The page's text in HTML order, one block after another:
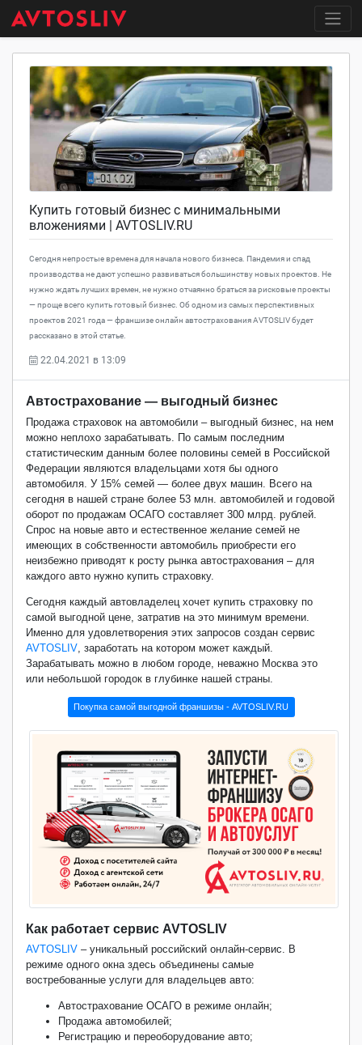
Купить готовый бизнес с минимальными
вложениями | AVTOSLIV.RU
Сегодня непростые времена для начала нового бизнеса. Пандемия и спад
производства не дают успешно развиваться большинству новых проектов. Не
нужно ждать лучших времен, не нужно отчаянно браться за рисковые проекты
— проще всего купить готовый бизнес. Об одном из самых перспективных
проектов 2021 года — франшизе онлайн автострахования AVTOSLIV будет
рассказано в этой статье.
22.04.2021 в 13:09
Автострахование — выгодный бизнес
Продажа страховок на автомобили – выгодный бизнес, на нем
можно неплохо зарабатывать. По самым последним
статистическим данным более половины семей в Российской
Федерации являются владельцами хотя бы одного
автомобиля. У 15% семей — более двух машин. Всего на
сегодня в нашей стране более 53 млн. автомобилей и годовой
оборот по продажам ОСАГО составляет 300 млрд. рублей.
Спрос на новые авто и естественное желание семей не
имеющих в собственности автомобиль приобрести его
неизбежно приводят к росту рынка автострахования – для
каждого авто нужно купить страховку.
Сегодня каждый автовладелец хочет купить страховку по
самой выгодной цене, затратив на это минимум времени.
Именно для удовлетворения этих запросов создан сервис
AVTOSLIV , заработать на котором может каждый.
Зарабатывать можно в любом городе, неважно Москва это
или небольшой городок в глубинке нашей страны.
Покупка самой выгодной франшизы - AVTOSLIV.RU
Как работает сервис AVTOSLIV
AVTOSLIV – уникальный российский онлайн-сервис. В
режиме одного окна здесь объединены самые
востребованные услуги для владельцев авто:
Автострахование ОСАГО в режиме онлайн;
Продажа автомобилей;
Регистрацию и переоборудование авто;